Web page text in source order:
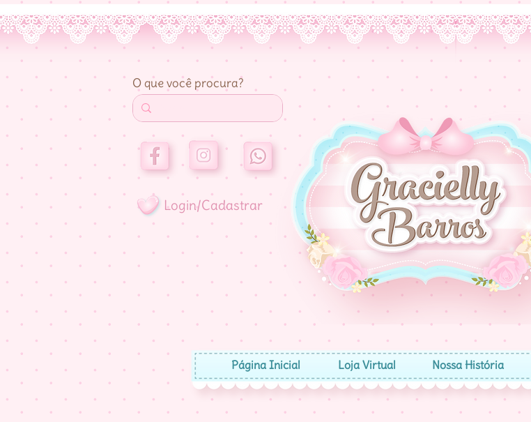
O que você procura?
Login/Cadastrar
Página Inicial Loja Virtual Nossa História